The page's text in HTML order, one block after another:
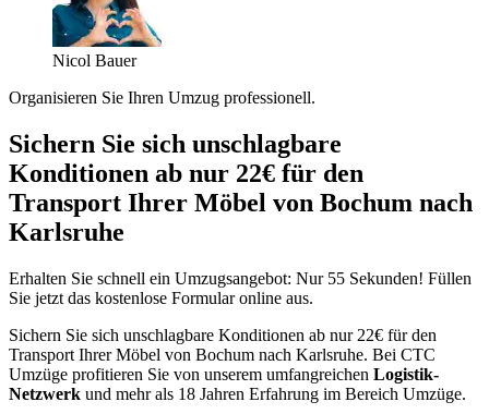
Nicol Bauer
Organisieren Sie Ihren Umzug professionell.
Sichern Sie sich unschlagbare
Konditionen ab nur 22€ für den
Transport Ihrer Möbel von Bochum nach
Karlsruhe
Erhalten Sie schnell ein Umzugsangebot: Nur 55 Sekunden! Füllen
Sie jetzt das kostenlose Formular online aus.
Sichern Sie sich unschlagbare Konditionen ab nur 22€ für den
Transport Ihrer Möbel von Bochum nach Karlsruhe. Bei CTC
Umzüge profitieren Sie von unserem umfangreichen Logistik-
Netzwerk und mehr als 18 Jahren Erfahrung im Bereich Umzüge.